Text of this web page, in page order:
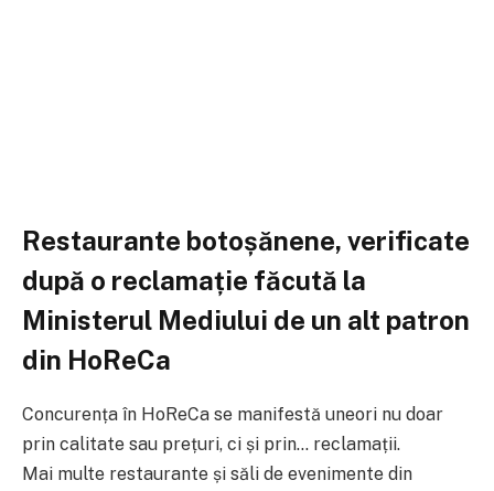
Restaurante botoșănene, verificate
după o reclamație făcută la
Ministerul Mediului de un alt patron
din HoReCa
Concurența în HoReCa se manifestă uneori nu doar
prin calitate sau prețuri, ci și prin… reclamații.
Mai multe restaurante și săli de evenimente din